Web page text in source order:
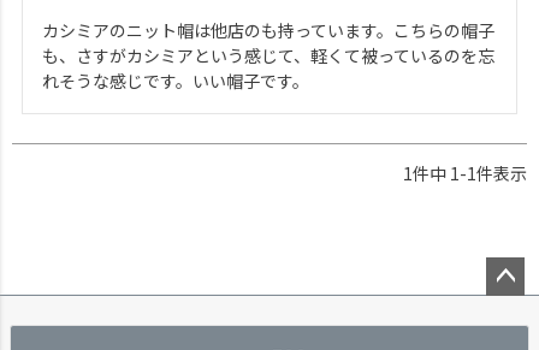
カシミアのニット帽は他店のも持っています。こちらの帽子
も、さすがカシミアという感じて、軽くて被っているのを忘
れそうな感じです。いい帽子です。
1件中 1-1件表示